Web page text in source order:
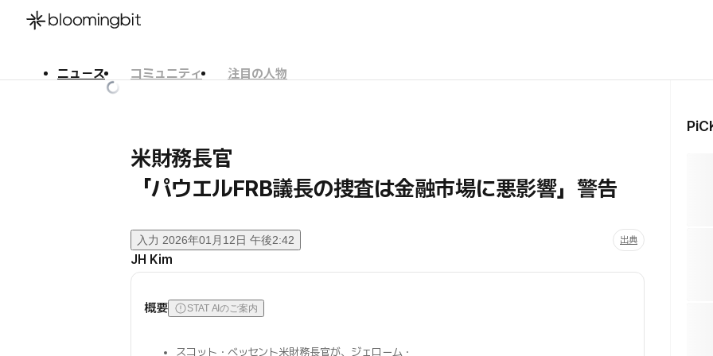
ニュース コミュニティ
注目の人物
米財務長官
「パウエルFRB議長の捜査は金融市場に悪影響」警告
入力 2026年01月12日 午後2:42 出典
JH Kim
概要 STAT AIのご案内
スコット・ベッセント米財務長官が、ジェローム・